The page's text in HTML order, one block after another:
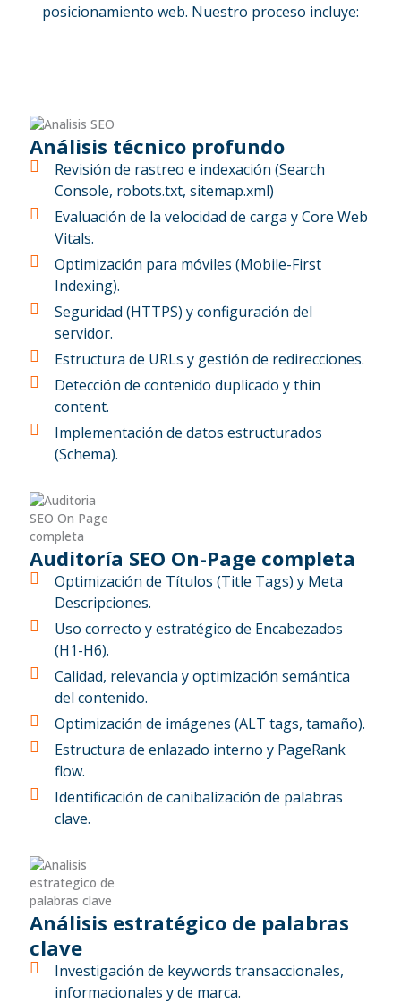
posicionamiento web. Nuestro proceso incluye:
Análisis técnico profundo
Revisión de rastreo e indexación (Search
Console, robots.txt, sitemap.xml)
Evaluación de la velocidad de carga y Core Web
Vitals.
Optimización para móviles (Mobile-First
Indexing).
Seguridad (HTTPS) y configuración del
servidor.
Estructura de URLs y gestión de redirecciones.
Detección de contenido duplicado y thin
content.
Implementación de datos estructurados
(Schema).
Auditoría SEO On-Page completa
Optimización de Títulos (Title Tags) y Meta
Descripciones.
Uso correcto y estratégico de Encabezados
(H1-H6).
Calidad, relevancia y optimización semántica
del contenido.
Optimización de imágenes (ALT tags, tamaño).
Estructura de enlazado interno y PageRank
flow.
Identificación de canibalización de palabras
clave.
Análisis estratégico de palabras
clave
Investigación de keywords transaccionales,
informacionales y de marca.